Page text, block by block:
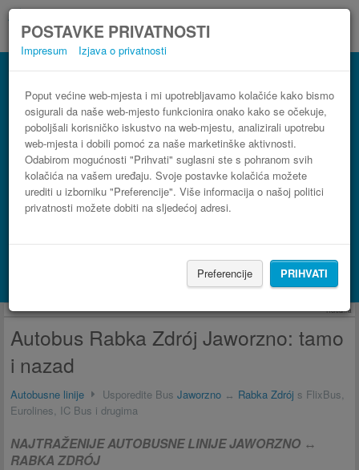
POSTAVKE PRIVATNOSTI
Impresum Izjava o privatnosti
Poput većine web-mjesta i mi upotrebljavamo kolačiće kako bismo
osigurali da naše web-mjesto funkcionira onako kako se očekuje,
poboljšali korisničko iskustvo na web-mjestu, analizirali upotrebu
web-mjesta i dobili pomoć za naše marketinške aktivnosti.
Odabirom mogućnosti "Prihvati" suglasni ste s pohranom svih
kolačića na vašem uređaju. Svoje postavke kolačića možete
urediti u izborniku "Preferencije". Više informacija o našoj politici
privatnosti možete dobiti na sljedećoj adresi.
Preferencije PRIHVATI
Autobus Jaworzno Rabka Zdrój
3 koraka do najpovoljnije autobusne karte
Potraži smještaj s Booking.com
Reklama
Autobus Rabka Zdrój Jaworzno: tamo
i nazad
Autobusne linije Usporedite Bus Jaworzno ↔ Rabka Zdrój s FlixBus,
Eurolines, IC Bus i drugima
NAJTRAŽENIJE AUTOBUSNE LINIJE JAWORZNO ↔
RABKA ZDRÓJ